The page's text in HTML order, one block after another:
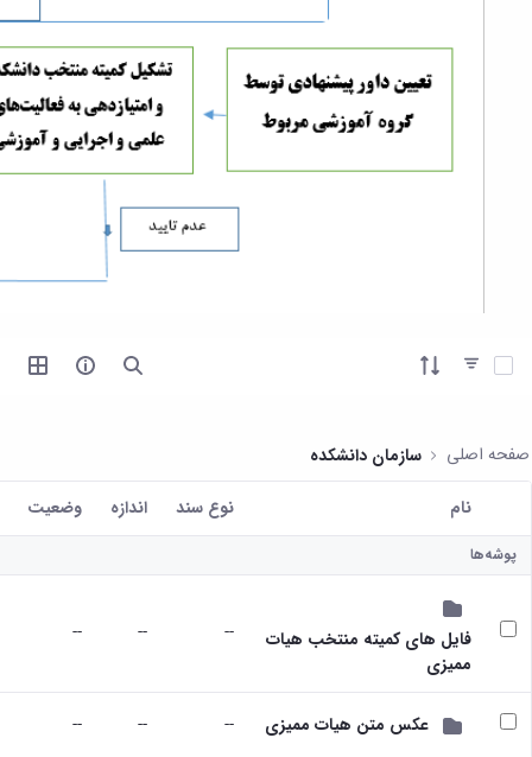
آیتم ها را انتخاب کنید
صفحه اصلی سازمان دانشکده
کاربر انتخاب شده
نام نوع سند اندازه وضعیت
پوشه‌ها
فایل های کمیته منتخب هیات
ممیزی
--
--
--
عکس متن هیات ممیزی --
--
--